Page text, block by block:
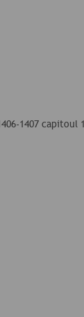
1407 capitoul